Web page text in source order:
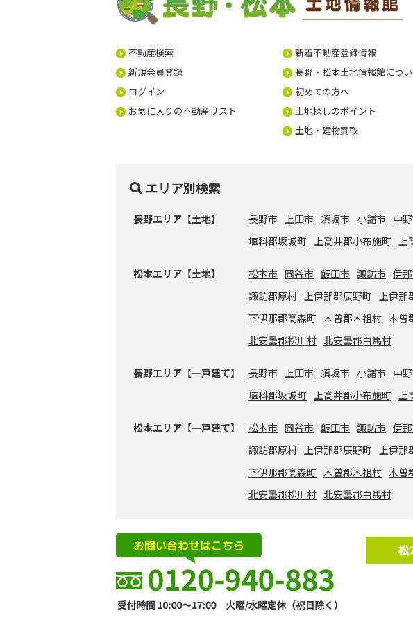
不動産検索
新規会員登録
ログイン
お気に入りの不動産リスト
新着不動産登録情報
長野・松本土地情報館につ
初めての方へ
土地探しのポイント
土地・建物買取
エリア別検索
長野エリア【土地】 長野市 上田市 須坂市 小諸市 中
埴科郡坂城町 上高井郡小布施町 上
松本エリア【土地】 松本市 岡谷市 飯田市 諏訪市 伊
諏訪郡原村 上伊那郡辰野町 上伊那
下伊那郡高森町 木曽郡木祖村 木曽
北安曇郡松川村 北安曇郡白馬村
長野エリア【一戸建て】 長野市 上田市 須坂市 小諸市 中
埴科郡坂城町 上高井郡小布施町 上
松本エリア【一戸建て】 松本市 岡谷市 飯田市 諏訪市 伊
諏訪郡原村 上伊那郡辰野町 上伊那
下伊那郡高森町 木曽郡木祖村 木曽
北安曇郡松川村 北安曇郡白馬村